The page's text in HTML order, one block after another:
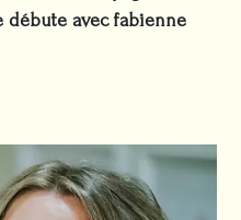
avec fabienne